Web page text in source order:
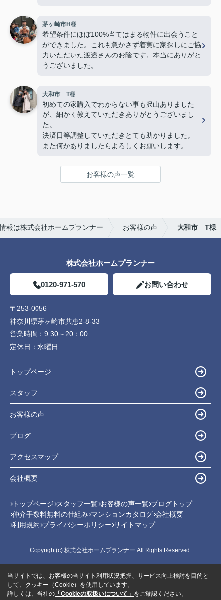
寧に接してくださり、「営業の方でこんなに優しく
て親切な方がいるんだ」と驚くほど素敵な方でし
た。子どももすっかり懐いていて、人柄の良さが伝
わってきました。
心感を感じるほど信頼していました。
物件探しだけでなく、気持ちの面でも支えていただ
き、本当に感謝しています。
心からおすすめしたい不動産屋さんです。
今後も何かありましたらよろしくお願いいたしま
す！(よろしくお願いします)
茅ヶ崎市H様
希望条件にほぼ100%当てはまる物件に出会うこと
ができました。これも急かさず着実に家探しにご協
力いただいた渡邉さんのお陰です。本当にありがと
うございました。
大和市 T様
初めての家購入でわからない事も沢山ありました
が、細かく教えていただきありがとうございまし
た。
決済日等調整していただきとても助かりました。
また何かありましたらよろしくお願いします。
さんの対応は丁寧かつ説明がわかりやすく、仲介手
数料が無料であるため選びました。
ホームプランナーさんでは購入者目線で相談に乗っ
てくれます。
お客様の声一覧
報は株式会社ホームプランナー お客様の声 大和市 T様
株式会社ホームプランナー
0120-971-570 お問い合わせ
〒253-0056
神奈川県茅ヶ崎市共恵2-8-33
営業時間： 9:30～20：00
定休日： 水曜日
トップページ
スタッフ
お客様の声
ブログ
アクセスマップ
会社概要
トップページ スタッフ一覧 お客様の声一覧 ブログトップ
仲介手数料無料の仕組み マンションカタログ 会社概要
利用規約 プライバシーポリシー サイトマップ
Copyright(c) 株式会社ホームプランナー All Rights Reserved.
当サイトでは、お客様の当サイト利用状況把握、サービス向上検討を目的と
して、クッキー（Cookie）を使用しています。
詳しくは、当社の 「Cookieの取扱いについて」 をご確認ください。